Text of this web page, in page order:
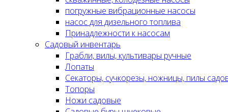
погружные вибрационные насосы
насос для дизельного топлива
Принадлежности к насосам
Садовый инвентарь
Грабли, вилы, культивары ручные
Лопаты
Секаторы, сучкорезы, ножницы, пилы
Топоры
Ножи садовые